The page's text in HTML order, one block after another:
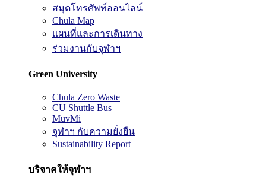
สมุดโทรศัพท์ออนไลน์
Chula Map
แผนที่และการเดินทาง
ร่วมงานกับจุฬาฯ
Green University
Chula Zero Waste
CU Shuttle Bus
MuvMi
จุฬาฯ กับความยั่งยืน
Sustainability Report
บริจาคให้จุฬาฯ